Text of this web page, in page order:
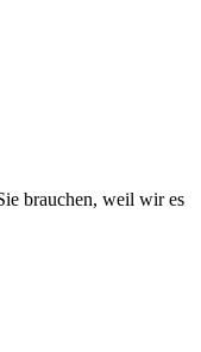
brauchen, weil wir es